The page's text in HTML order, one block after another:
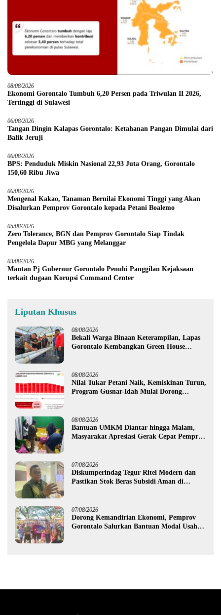
08/08/2026
Ekonomi Gorontalo Tumbuh 6,20 Persen pada Triwulan II 2026,
Tertinggi di Sulawesi
06/08/2026
Tangan Dingin Kalapas Gorontalo: Ketahanan Pangan Dimulai dari
Balik Jeruji
06/08/2026
BPS: Penduduk Miskin Nasional 22,93 Juta Orang, Gorontalo
150,60 Ribu Jiwa
06/08/2026
Mengenal Kakao, Tanaman Bernilai Ekonomi Tinggi yang Akan
Disalurkan Pemprov Gorontalo kepada Petani Boalemo
05/08/2026
Zero Tolerance, BGN dan Pemprov Gorontalo Siap Tindak
Pengelola Dapur MBG yang Melanggar
03/08/2026
Mantan Pj Gubernur Gorontalo Penuhi Panggilan Kejaksaan
terkait dugaan Korupsi Command Center
Liputan Khusus
08/08/2026
Bekali Warga Binaan Keterampilan, Lapas
Gorontalo Kembangkan Green House
08/08/2026
Nilai Tukar Petani Naik, Kemiskinan Turun,
Program Gusnar-Idah Mulai Dorong
08/08/2026
Bantuan UMKM Diantar hingga Malam,
Masyarakat Apresiasi Gerak Cepat Pemprov
07/08/2026
Diskumperindag Tegur Ritel Modern dan
Pastikan Stok Beras Subsidi Aman di
07/08/2026
Dorong Kemandirian Ekonomi, Pemprov
Gorontalo Salurkan Bantuan Modal Usaha